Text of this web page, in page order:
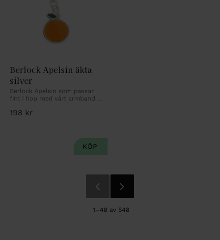
Berlock Apelsin äkta
silver
Berlock Apelsin som passar
fint i hop med vårt armband
198 kr
1– 48 av 548